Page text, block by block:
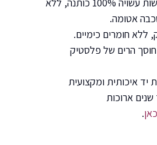
אטומה.
חומרים כימיים.
הרים של פלסטיק
איכותית ומקצועית
ארוכות
כאן.